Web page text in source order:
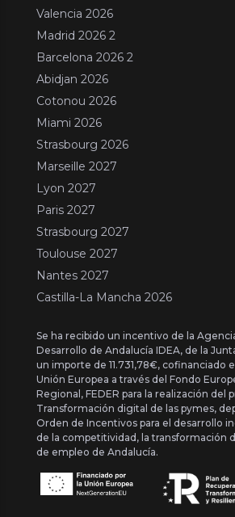
Valencia 2026
Madrid 2026 2
Barcelona 2026 2
Abidjan 2026
Cotonou 2026
Miami 2026
Strasbourg 2026
Marseille 2027
Lyon 2027
Paris 2027
Strasbourg 2027
Toulouse 2027
Nantes 2027
Castilla-La Mancha 2026
Se ha recibido un incentivo de la
Desarrollo de Andalucía IDEA, de la
un importe de 11.731,78€, cofinanciado
Unión Europea a través del Fondo
Regional, FEDER para la realización del
Transformación digital de las pymes,
Orden de Incentivos para el desarrollo
de la competitividad, la transformación
de empleo de Andalucía.